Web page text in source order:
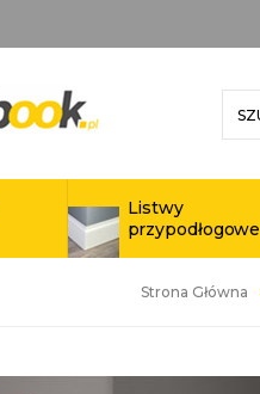
Listwy
przypodłogowe
Strona Główna